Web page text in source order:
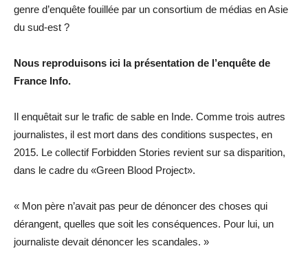
genre d’enquête fouillée par un consortium de médias en Asie
du sud-est ?
Nous reproduisons ici la présentation de l’enquête de
France Info.
Il enquêtait sur le trafic de sable en Inde. Comme trois autres
journalistes, il est mort dans des conditions suspectes, en
2015. Le collectif Forbidden Stories revient sur sa disparition,
dans le cadre du «Green Blood Project».
« Mon père n’avait pas peur de dénoncer des choses qui
dérangent, quelles que soit les conséquences. Pour lui, un
journaliste devait dénoncer les scandales. »